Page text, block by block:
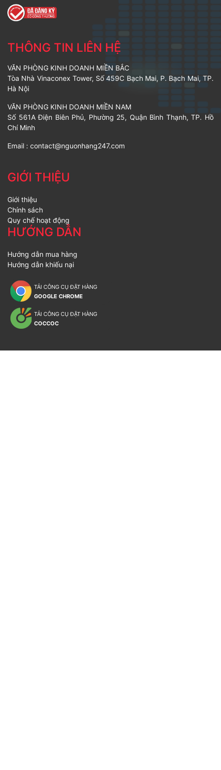
THÔNG TIN LIÊN HỆ
VĂN PHÒNG KINH DOANH MIỀN BẮC
Tòa Nhà Vinaconex Tower, Số 459C Bạch Mai, P. Bạch Mai, TP.
Hà Nội
VĂN PHÒNG KINH DOANH MIỀN NAM
Số 561A Điện Biên Phủ, Phường 25, Quận Bình Thạnh, TP. Hồ
Chí Minh
Email : contact@nguonhang247.com
GIỚI THIỆU
Giới thiệu
Chính sách
Quy chế hoạt động
HƯỚNG DẪN
Hướng dẫn mua hàng
Hướng dẫn khiếu nại
TẢI CÔNG CỤ ĐẶT HÀNG
GOOGLE CHROME
TẢI CÔNG CỤ ĐẶT HÀNG
COCCOC